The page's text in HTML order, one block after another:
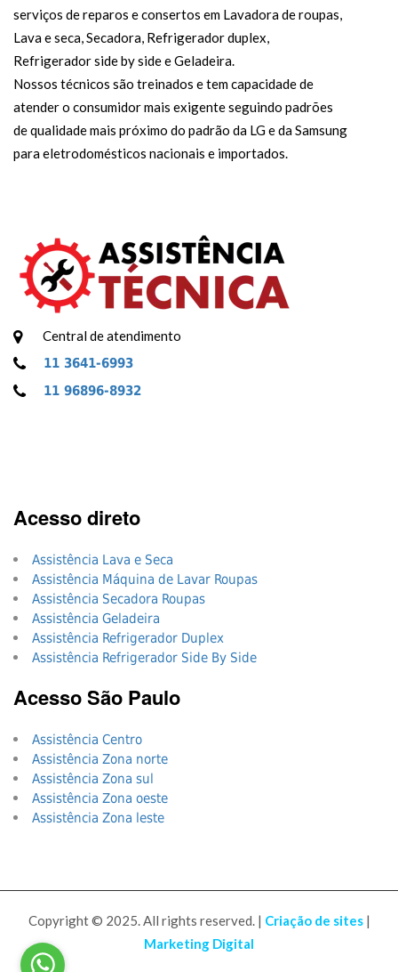
serviços de reparos e consertos em Lavadora de roupas,
Lava e seca, Secadora, Refrigerador duplex,
Refrigerador side by side e Geladeira.
Nossos técnicos são treinados e tem capacidade de
atender o consumidor mais exigente seguindo padrões
de qualidade mais próximo do padrão da LG e da Samsung
para eletrodomésticos nacionais e importados.
Central de atendimento
11 3641-6993
11 96896-8932
Acesso direto
Assistência Lava e Seca
Assistência Máquina de Lavar Roupas
Assistência Secadora Roupas
Assistência Geladeira
Assistência Refrigerador Duplex
Assistência Refrigerador Side By Side
Acesso São Paulo
Assistência Centro
Assistência Zona norte
Assistência Zona sul
Assistência Zona oeste
Assistência Zona leste
Copyright © 2025. All rights reserved. | Criação de sites|
Marketing Digital